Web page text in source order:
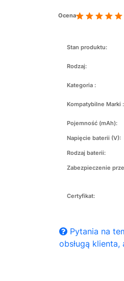
Ocena
Stan produktu:
Rodzaj:
Kategoria :
Kompatybilne Marki :
Pojemność (mAh):
Napięcie baterii (V):
Rodzaj baterii:
Zabezpieczenie
Certyfikat:
Pytania na
obsługą